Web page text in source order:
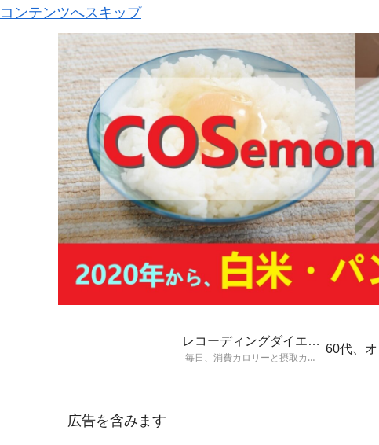
コンテンツへスキップ
レコーディングダイエッ
ト
毎日、消費カロリーと摂取カロ
60代、
広告を含みます